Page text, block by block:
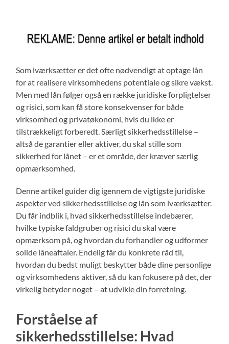
Som iværksætter er det ofte nødvendigt at optage lån
for at realisere virksomhedens potentiale og sikre vækst.
Men med lån følger også en række juridiske forpligtelser
og risici, som kan få store konsekvenser for både
virksomhed og privatøkonomi, hvis du ikke er
tilstrækkeligt forberedt. Særligt sikkerhedsstillelse –
altså de garantier eller aktiver, du skal stille som
sikkerhed for lånet – er et område, der kræver særlig
opmærksomhed.
Denne artikel guider dig igennem de vigtigste juridiske
aspekter ved sikkerhedsstillelse og lån som iværksætter.
Du får indblik i, hvad sikkerhedsstillelse indebærer,
hvilke typiske faldgruber og risici du skal være
opmærksom på, og hvordan du forhandler og udformer
solide låneaftaler. Endelig får du konkrete råd til,
hvordan du bedst muligt beskytter både dine personlige
og virksomhedens aktiver, så du kan fokusere på det, der
virkelig betyder noget – at udvikle din forretning.
Forståelse af
sikkerhedsstillelse: Hvad